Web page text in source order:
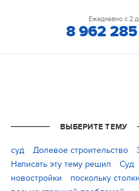
Ежедневно с 2
8 962 285
ВЫБЕРИТЕ ТЕМУ
cуд Долевое строительство
Написать эту тему решил
Суд
новостройки
поскольку